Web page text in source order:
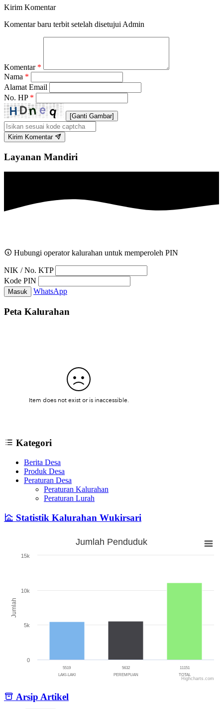
Kirim Komentar
Komentar baru terbit setelah disetujui Admin
Komentar *
Nama *
Alamat Email
No. HP *
[Ganti Gambar]
Kirim Komentar
Layanan Mandiri
Hubungi operator kalurahan untuk memperoleh PIN
NIK / No. KTP
Kode PIN
Masuk WhatsApp
Peta Kalurahan
Kategori
Berita Desa
Produk Desa
Peraturan Desa
Peraturan Kalurahan
Peraturan Lurah
Statistik Kalurahan Wukirsari
The chart has 1 Y axis displaying Jumlah. Range: 0 to 15000.
Jumlah
Jumlah Penduduk
5519
LAKI-LAKI
5632
PEREMPUAN
11151
TOTAL
0
5k
10k
15k
Highcharts.com
Arsip Artikel